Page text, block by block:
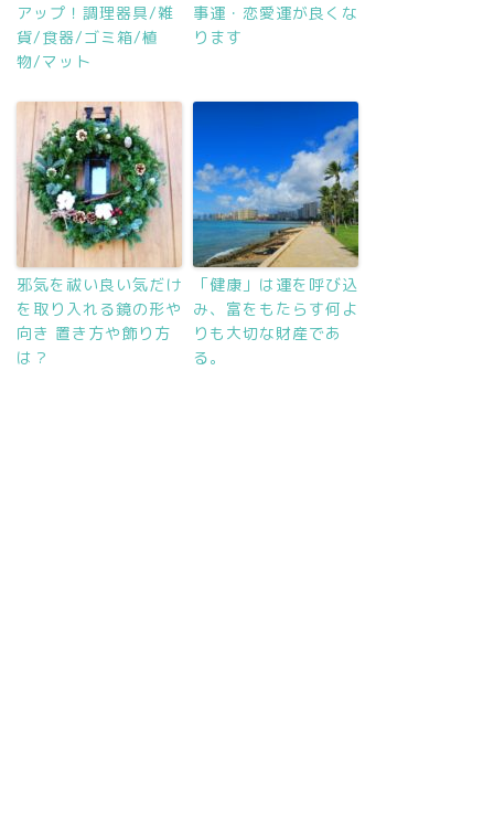
アップ！調理器具/雑
貨/食器/ゴミ箱/植
物/マット
事運・恋愛運が良くな
ります
邪気を祓い良い気だけ
を取り入れる鏡の形や
向き 置き方や飾り方
は？
「健康」は運を呼び込
み、富をもたらす何よ
りも大切な財産であ
る。